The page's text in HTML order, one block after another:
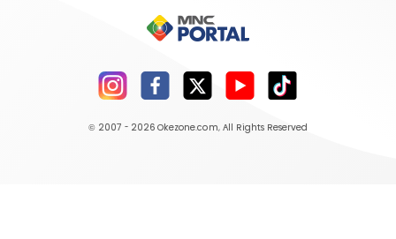
© 2007 - 2026 Okezone.com, All Rights Reserved